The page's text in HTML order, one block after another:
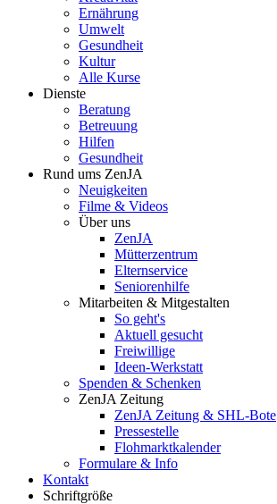
Ernährung
Umwelt
Gesundheit
Kultur
Alle Kurse
Dienste
Beratung
Betreuung
Hilfen
Gesundheit
Rund ums ZenJA
Neuigkeiten
Filme & Videos
Über uns
ZenJA
Mütterzentrum
Elternservice
Seniorenhilfe
Mitarbeiten & Mitgestalten
So geht's
Aktuell gesucht
Freiwillige
Ideen-Werkstatt
Spenden & Schenken
ZenJA Zeitung
ZenJA Zeitung & SHL-Bote
Pressestelle
Flohmarktkalender
Formulare & Info
Kontakt
Schriftgröße